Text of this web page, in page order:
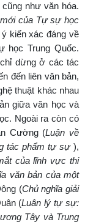
như văn hóa.
của Tự sự học
kiến xác đáng về
học Trung Quốc.
dừng ở các tác
đến liên văn bản,
thuật khác nhau
giữa văn học và
Ngoài ra còn có
Cường (Luận về
tác phẩm tự sự),
của lĩnh vực thi
văn bản của một
(Chủ nghĩa giải
(Luân lý tự sự:
Tây và Trung